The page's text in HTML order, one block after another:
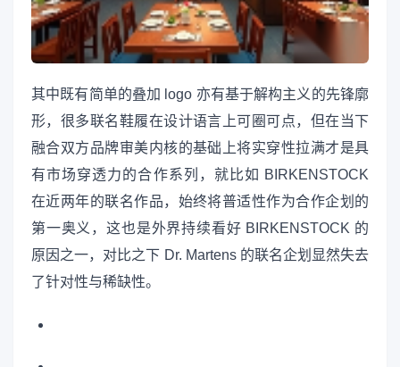
其中既有简单的叠加 logo 亦有基于解构主义的先锋廓
形，很多联名鞋履在设计语言上可圈可点，但在当下
融合双方品牌审美内核的基础上将实穿性拉满才是具
有市场穿透力的合作系列，就比如 BIRKENSTOCK
在近两年的联名作品，始终将普适性作为合作企划的
第一奥义，这也是外界持续看好 BIRKENSTOCK 的
原因之一，对比之下 Dr. Martens 的联名企划显然失去
了针对性与稀缺性。